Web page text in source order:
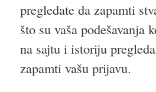
pregledate da zapamti
što su vaša podešavanja
na sajtu i istoriju
zapamti vašu prijavu.